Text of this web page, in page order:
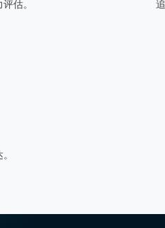
案的效力评估。 追踪细胞生
生长追踪
疫疗法的效力